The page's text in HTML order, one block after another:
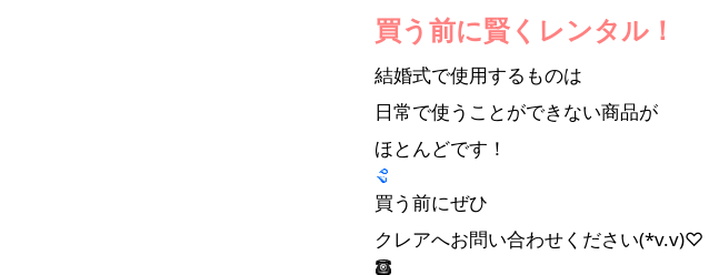
買う前に賢くレンタル！
結婚式で使用するものは
日常で使うことができない商品が
ほとんどです！
買う前にぜひ
クレアへお問い合わせください(*v.v)♡